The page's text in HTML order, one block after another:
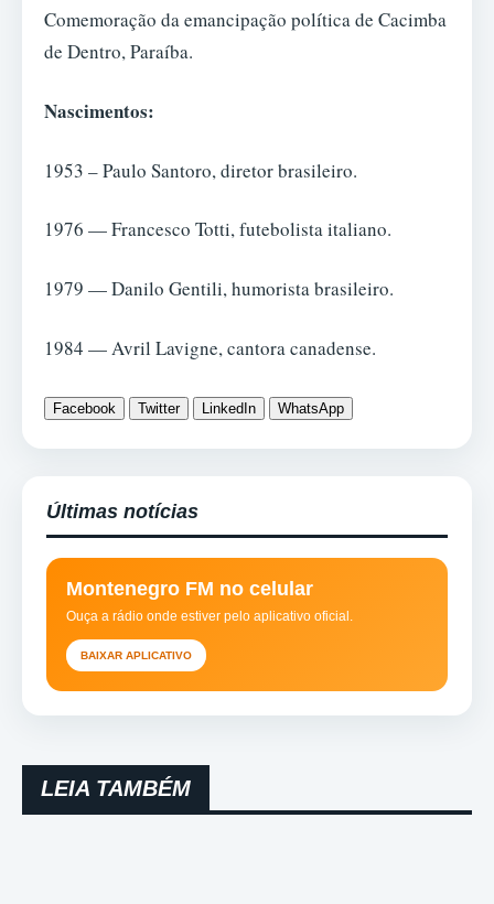
Comemoração da emancipação política de Cacimba
de Dentro, Paraíba.
Nascimentos:
1953 – Paulo Santoro, diretor brasileiro.
1976 — Francesco Totti, futebolista italiano.
1979 — Danilo Gentili, humorista brasileiro.
1984 — Avril Lavigne, cantora canadense.
Facebook Twitter LinkedIn WhatsApp
Últimas notícias
Montenegro FM no celular
Ouça a rádio onde estiver pelo aplicativo oficial.
BAIXAR APLICATIVO
LEIA TAMBÉM